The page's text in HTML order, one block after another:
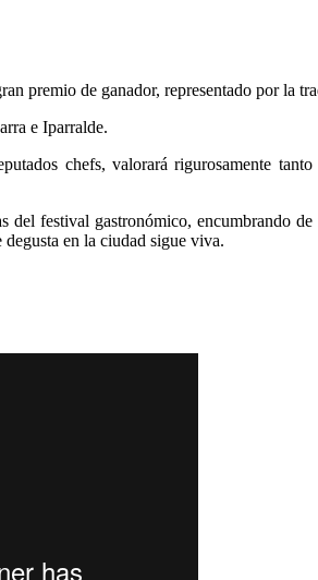
premio de ganador, representado por la
e Iparralde.
chefs, valorará rigurosamente
festival gastronómico, encumbrando
en la ciudad sigue viva.